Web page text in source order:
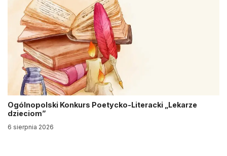
Ogólnopolski Konkurs Poetycko-Literacki „Lekarze
dzieciom”
6 sierpnia 2026